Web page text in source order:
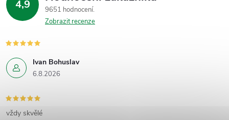
4,9
9651 hodnocení
Zobrazit recenze
Ivan Bohuslav
6.8.2026
vždy skvělé